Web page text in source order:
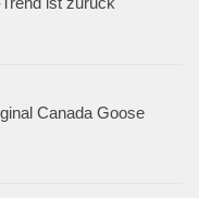
Canada Goose